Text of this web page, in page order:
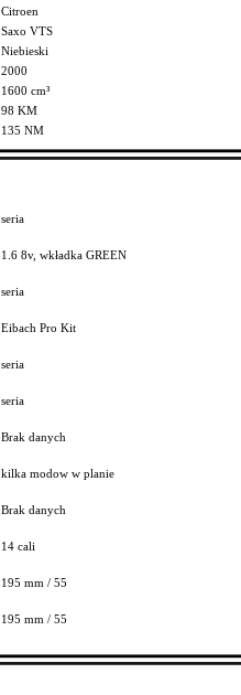
Citroen
Saxo VTS
Niebieski
2000
1600 cm³
98 KM
135 NM
seria
1.6 8v, wkładka GREEN
seria
Eibach Pro Kit
seria
seria
Brak danych
kilka modow w planie
Brak danych
14 cali
195 mm / 55
195 mm / 55